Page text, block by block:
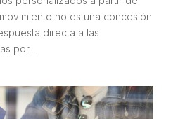
no es una concesión
directa a las
por...